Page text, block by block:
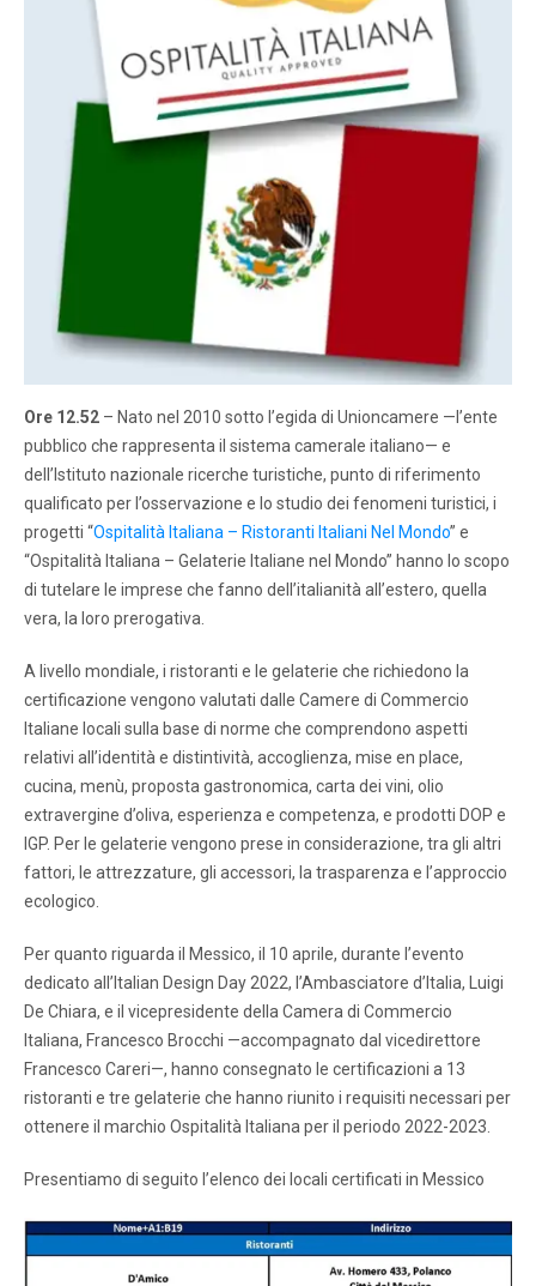
Ore 12.52 – Nato nel 2010 sotto l’egida di Unioncamere —l’ente
pubblico che rappresenta il sistema camerale italiano— e
dell’Istituto nazionale ricerche turistiche, punto di riferimento
qualificato per l’osservazione e lo studio dei fenomeni turistici, i
progetti “Ospitalità Italiana – Ristoranti Italiani Nel Mondo” e
“Ospitalità Italiana – Gelaterie Italiane nel Mondo” hanno lo scopo
di tutelare le imprese che fanno dell’italianità all’estero, quella
vera, la loro prerogativa.
A livello mondiale, i ristoranti e le gelaterie che richiedono la
certificazione vengono valutati dalle Camere di Commercio
Italiane locali sulla base di norme che comprendono aspetti
relativi all’identità e distintività, accoglienza, mise en place,
cucina, menù, proposta gastronomica, carta dei vini, olio
extravergine d’oliva, esperienza e competenza, e prodotti DOP e
IGP. Per le gelaterie vengono prese in considerazione, tra gli altri
fattori, le attrezzature, gli accessori, la trasparenza e l’approccio
ecologico.
Per quanto riguarda il Messico, il 10 aprile, durante l’evento
dedicato all’Italian Design Day 2022, l’Ambasciatore d’Italia, Luigi
De Chiara, e il vicepresidente della Camera di Commercio
Italiana, Francesco Brocchi —accompagnato dal vicedirettore
Francesco Careri—, hanno consegnato le certificazioni a 13
ristoranti e tre gelaterie che hanno riunito i requisiti necessari per
ottenere il marchio Ospitalità Italiana per il periodo 2022-2023.
Presentiamo di seguito l’elenco dei locali certificati in Messico